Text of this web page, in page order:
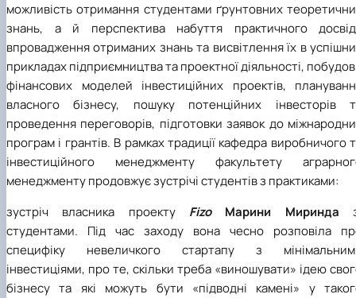
можливість отримання студентами ґрунтовних
знань, а й перспектива набуття практичного
впровадження отриманих знань та висвітлення їх в
прикладах підприємництва та проектної діяльності,
фінансових моделей інвестиційних проектів,
власного бізнесу, пошуку потенційних інвесторів
проведення переговорів, підготовки заявок до
програм і грантів. В рамках традиції кафедра виробничого
інвестиційного менеджменту факультету
менеджменту продовжує зустрічі студентів з практиками:
зустріч власника проекту FizoМарини Миринда
студентами. Під час заходу вона чесно розповіла
специфіку невеличкого стартапу з
інвестиціями, про те, скільки треба «виношувати» ідею
бізнесу та які можуть бути «підводні камені» у